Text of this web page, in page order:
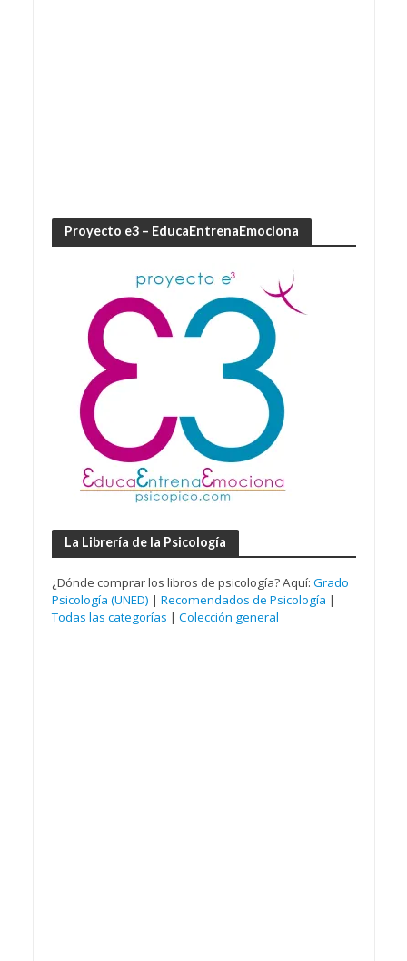
Proyecto e3 – EducaEntrenaEmociona
La Librería de la Psicología
¿Dónde comprar los libros de psicología? Aquí: Grado
Psicología (UNED) | Recomendados de Psicología |
Todas las categorías | Colección general